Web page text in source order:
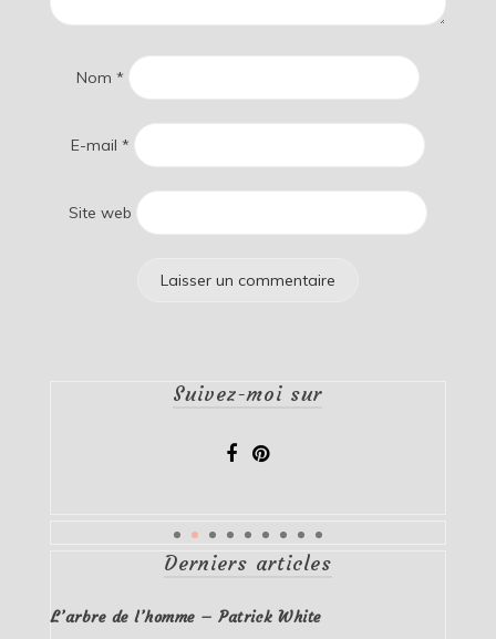
Nom *
E-mail *
Site web
Suivez-moi sur
Derniers articles
L’arbre de l’homme – Patrick White